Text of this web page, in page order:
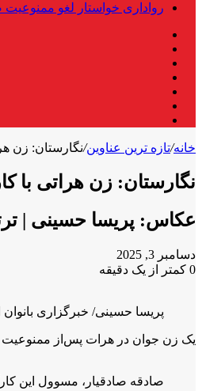
رواداری خواستار لغو ممنوعیت
خانه/تازه ترین عناوین/نگارستان: زن
نگارستان: زن هراتی با
عکاس: پریسا حسینی |
دسامبر 3, 2025
0 کمتر از یک دقیقه
پریسا حسینی/ خبرگزاری بانوان
یک زن جوان در هرات پس‌از ممنوعیت
صادقه صادقیار، مسوول این کارگاه